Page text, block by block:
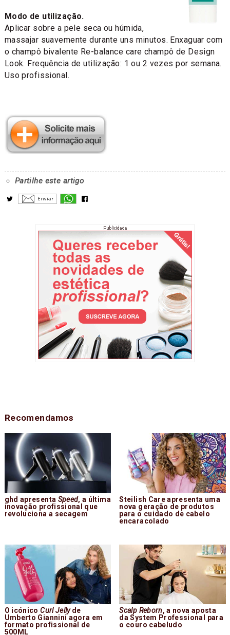
Modo de utilização.
Aplicar sobre a pele seca ou húmida,
massajar suavemente durante uns minutos. Enxaguar com
o champô bivalente Re-balance care champô de Design
Look. Frequência de utilização: 1 ou 2 vezes por semana.
Uso profissional.
Partilhe este artigo
Recomendamos
ghd apresenta Speed, a última
inovação profissional que
revoluciona a secagem
Steilish Care apresenta uma
nova geração de produtos
para o cuidado de cabelo
encaracolado
O icónicoCurl Jellyde
Umberto Giannini agora em
formato profissional de
500ML
Scalp Reborn, a nova aposta
da System Professional para
o couro cabeludo